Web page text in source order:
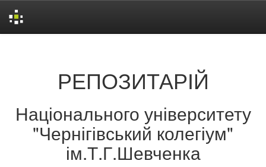
РЕПОЗИТАРІЙ
Національного університету
"Чернігівський колегіум"
ім.Т.Г.Шевченка